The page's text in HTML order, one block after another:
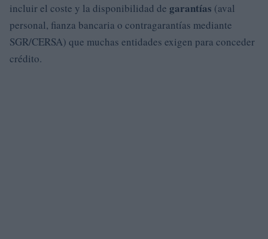
incluir el coste y la disponibilidad de garantías (aval
personal, fianza bancaria o contragarantías mediante
SGR/CERSA) que muchas entidades exigen para conceder
crédito.